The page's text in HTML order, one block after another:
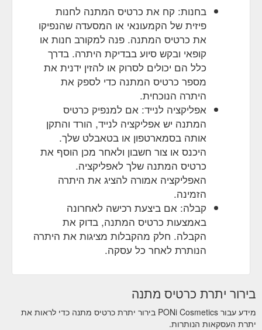
for-valentines-day-gifts
Eyebrows - PONi Cosmetics
e-Gift Card. Instashop; Blog;
Find a Stockist; About; My Account. Free standard
shipping on all orders; Shop now, pay later; Hassle free
returns; Home ; Blog ; Eyebrows; Eyebrows MAR 02,
2022 ; Eyebrow Trends: Brushed Up Brows READ
MORE . FEB 11, 2022 ; How to Achieve a Glam Makeup
Look READ MORE . FEB 02, 2022 ; Summer Makeup
Trends READ MORE . JAN 28, 2022 ; How to Fake a
Summer Glow READ ...
https://www.ponicosmetics.com.au/blogs/eyebrows
Everyone Loves | PONi Cosmetics
e-Gift Card. Discover.
Game Spinner. Discover. Sale. Discover Showing 8
products . 8 Items . Show. per page. Sort By. Set
Descending Direction. Lash and Brow Growth Serum .
$59.00. Add to Bag. Add to Wish List Add to Compare.
Zebra Clear Brow Gel . $26.00. Add to Bag. Add to Wish
List Add to Compare. Brow Duo Powder . As low as
$32.00. Add to Bag. Add to Wish List Add to Compare.
Best Seller ...
Define Your Eyes | Cruelty Free Mascara - PONi Cosmetics
e-Gift Card; limited/new. Best Seller 4 item . PONi Eye
Makeup. Define your eyes, lengthen lashes, and amp
up the drama and with the best eye makeup from the
בחנות: קח את כרטיס המתנה לחנות
פיזית של הקמעונאי או המסעדה שהנפיקו
את כרטיס המתנה. פנה למקורב חנות או
קופאי ובקש סיוע בבדיקת היתרה. בדרך
כלל הם יכולים לסרוק או להזין ידנית את
מספר כרטיס המתנה כדי לספק את
היתרה הנוכחית.
אפליקציה לנייד: אם למנפיק כרטיס
המתנה יש אפליקציה לנייד, הורד והתקן
אותה בסמארטפון או בטאבלט שלך.
היכנס או צור חשבון ולאחר מכן הוסף את
כרטיס המתנה שלך לאפליקציה.
האפליקציה אמורה להציג את היתרה
הזמינה.
קבלה: אם ביצעת רכישה לאחרונה
באמצעות כרטיס המתנה, בדוק את
הקבלה. חלק מהקבלות מציגות את היתרה
הנותרת לאחר כל עסקה.
בירור יתרת כרטיס מתנה
מידע עבור PONi Cosmetics בירור יתרת כרטיס מתנה כדי לראות את
יתרת העסקאות הנותרות.